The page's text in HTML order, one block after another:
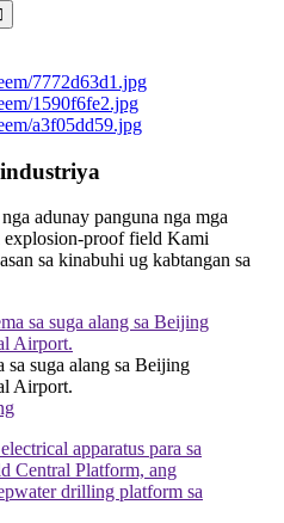
adunay panguna nga mga
explosion-proof field Kami
sa kinabuhi ug kabtangan sa
sa suga alang sa Beijing
Airport.